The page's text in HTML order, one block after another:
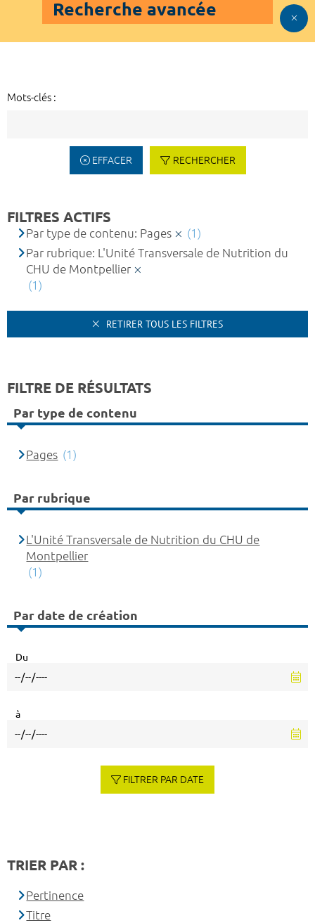
Recherche avancée
Mots-clés :
EFFACER RECHERCHER
FILTRES ACTIFS
Par type de contenu: Pages
(1)
Par rubrique: L'Unité Transversale de Nutrition du
CHU de Montpellier
(1)
RETIRER TOUS LES FILTRES
FILTRE DE RÉSULTATS
Par type de contenu
Pages (1)
Par rubrique
L'Unité Transversale de Nutrition du CHU de
Montpellier
(1)
Par date de création
Du
à
FILTRER PAR DATE
TRIER PAR :
Pertinence
Titre